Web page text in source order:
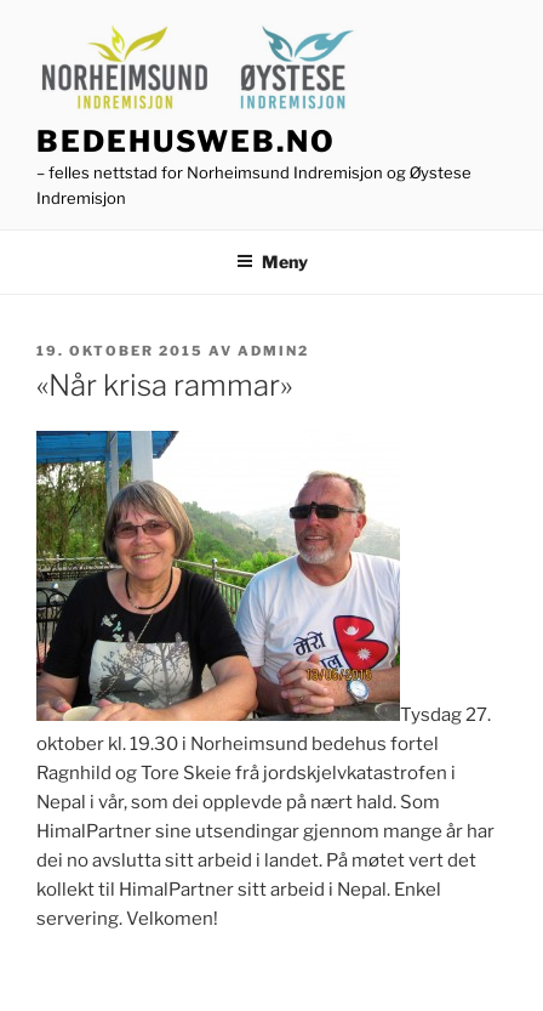
innhold
BEDEHUSWEB.NO
– felles nettstad for Norheimsund Indremisjon og Øystese
Indremisjon
Meny
PUBLISERT
19. OKTOBER 2015 AV ADMIN2
«Når krisa rammar»
Tysdag 27.
oktober kl. 19.30 i Norheimsund bedehus fortel
Ragnhild og Tore Skeie frå jordskjelvkatastrofen i
Nepal i vår, som dei opplevde på nært hald. Som
HimalPartner sine utsendingar gjennom mange år har
dei no avslutta sitt arbeid i landet. På møtet vert det
kollekt til HimalPartner sitt arbeid i Nepal. Enkel
servering. Velkomen!